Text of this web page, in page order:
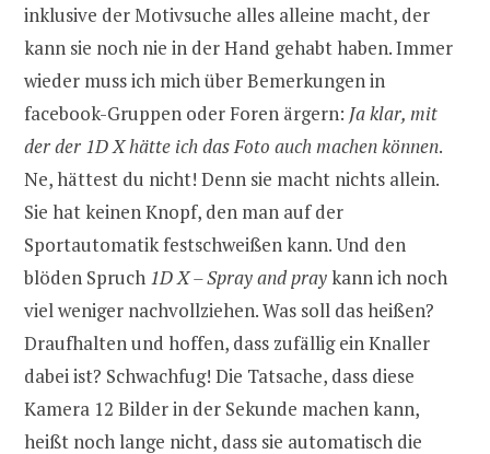
inklusive der Motivsuche alles alleine macht, der
kann sie noch nie in der Hand gehabt haben. Immer
wieder muss ich mich über Bemerkungen in
facebook-Gruppen oder Foren ärgern: Ja klar, mit
der der 1D X hätte ich das Foto auch machen können.
Ne, hättest du nicht! Denn sie macht nichts allein.
Sie hat keinen Knopf, den man auf der
Sportautomatik festschweißen kann. Und den
blöden Spruch 1D X – Spray and praykann ich noch
viel weniger nachvollziehen. Was soll das heißen?
Draufhalten und hoffen, dass zufällig ein Knaller
dabei ist? Schwachfug! Die Tatsache, dass diese
Kamera 12 Bilder in der Sekunde machen kann,
heißt noch lange nicht, dass sie automatisch die